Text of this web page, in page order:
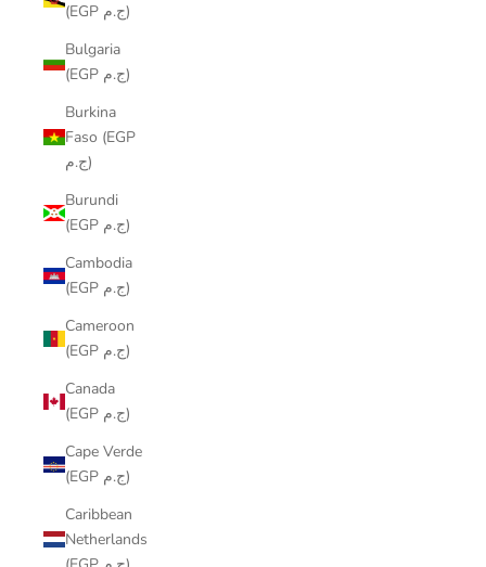
(EGP ج.م)
Bulgaria
(EGP ج.م)
Burkina
Faso (EGP
ج.م)
Burundi
(EGP ج.م)
Cambodia
(EGP ج.م)
Cameroon
(EGP ج.م)
Canada
(EGP ج.م)
Cape Verde
(EGP ج.م)
Caribbean
Netherlands